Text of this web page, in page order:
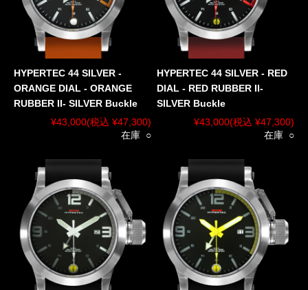
HYPERTEC 44 SILVER -
ORANGE DIAL - ORANGE
RUBBER II- SILVER Buckle
¥43,000(税込 ¥47,300)
在庫 ○
HYPERTEC 44 SILVER - RED
DIAL - RED RUBBER II-
SILVER Buckle
¥43,000(税込 ¥47,300)
在庫 ○